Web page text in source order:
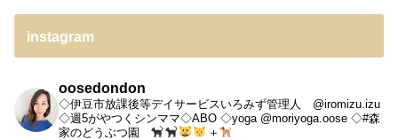
instagram
oosedondon
◇伊豆市放課後等デイサービスいろみず管理人 @iromizu.izu
◇週5がやつくシンママ◇ABO ◇yoga @moriyoga.oose ◇#森
家のどうぶつ園
＋